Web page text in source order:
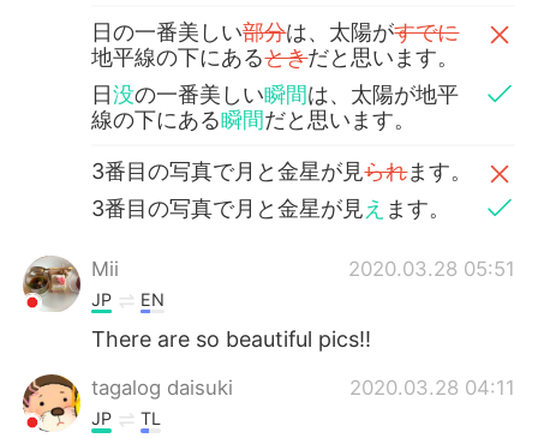
日の一番美しい部分は、太陽がすでに
地平線の下にあるときだと思います。
日没の一番美しい瞬間は、太陽が地平
線の下にある瞬間だと思います。
3番目の写真で月と金星が見られます。
3番目の写真で月と金星が見え ます。
Mii 2020.03.28 05:51
JP EN
There are so beautiful pics!!
tagalog daisuki 2020.03.28 04:11
JP TL